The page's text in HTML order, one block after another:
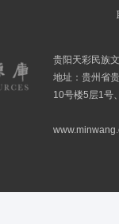
贵阳天彩民族
地址：贵州省
10号楼5层1号